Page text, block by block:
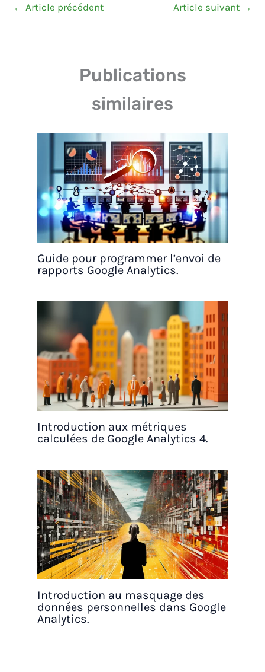
← Article précédent Article suivant →
Publications
similaires
Guide pour programmer l’envoi de
rapports Google Analytics.
Introduction aux métriques
calculées de Google Analytics 4.
Introduction au masquage des
données personnelles dans Google
Analytics.